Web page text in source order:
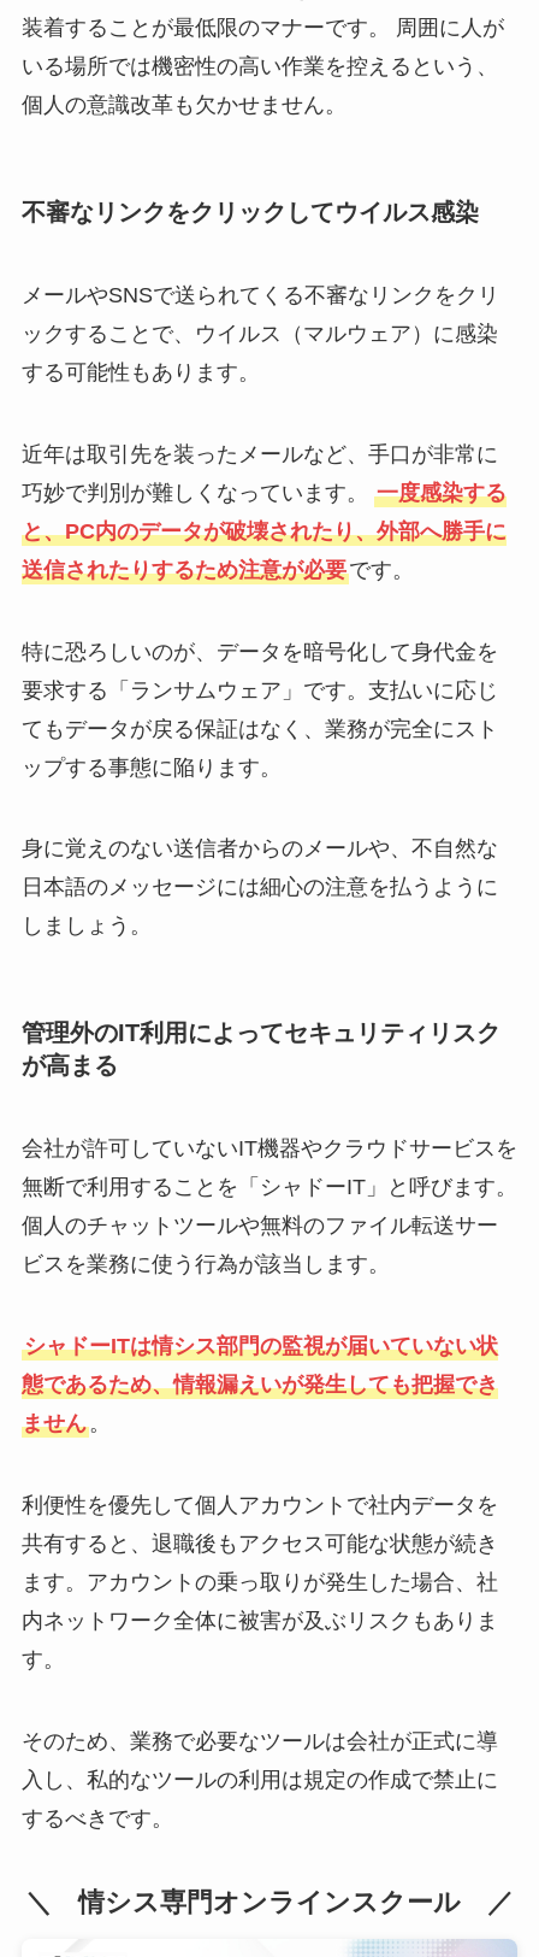
装着することが最低限のマナーです。 周囲に人が
いる場所では機密性の高い作業を控えるという、
個人の意識改革も欠かせません。
不審なリンクをクリックしてウイルス感染
メールやSNSで送られてくる不審なリンクをクリ
ックすることで、ウイルス（マルウェア）に感染
する可能性もあります。
近年は取引先を装ったメールなど、手口が非常に
巧妙で判別が難しくなっています。 一度感染する
と、PC内のデータが破壊されたり、外部へ勝手に
送信されたりするため注意が必要です。
特に恐ろしいのが、データを暗号化して身代金を
要求する「ランサムウェア」です。支払いに応じ
てもデータが戻る保証はなく、業務が完全にスト
ップする事態に陥ります。
身に覚えのない送信者からのメールや、不自然な
日本語のメッセージには細心の注意を払うように
しましょう。
管理外のIT利用によってセキュリティリスク
が高まる
会社が許可していないIT機器やクラウドサービスを
無断で利用することを「シャドーIT」と呼びます。
個人のチャットツールや無料のファイル転送サー
ビスを業務に使う行為が該当します。
シャドーITは情シス部門の監視が届いていない状
態であるため、情報漏えいが発生しても把握でき
ません。
利便性を優先して個人アカウントで社内データを
共有すると、退職後もアクセス可能な状態が続き
ます。アカウントの乗っ取りが発生した場合、社
内ネットワーク全体に被害が及ぶリスクもありま
す。
そのため、業務で必要なツールは会社が正式に導
入し、私的なツールの利用は規定の作成で禁止に
するべきです。
＼ 情シス専門オンラインスクール ／